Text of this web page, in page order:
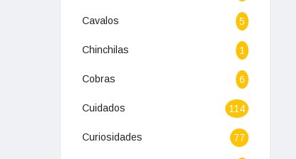
Cavalos 5
Chinchilas 1
Cobras 6
Cuidados 114
Curiosidades 77